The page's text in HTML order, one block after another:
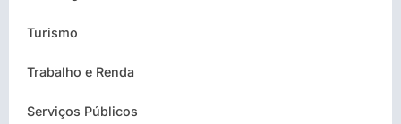
Turismo
Trabalho e Renda
Serviços Públicos